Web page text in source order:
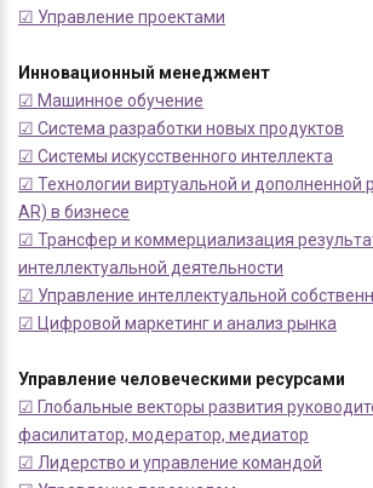
☑ Управление проектами
Инновационный менеджмент
☑ Машинное обучение
☑ Система разработки новых продуктов
☑ Системы искусственного интеллекта
☑ Технологии виртуальной и дополненной
AR) в бизнесе
☑ Трансфер и коммерциализация
интеллектуальной деятельности
☑ Управление интеллектуальной
☑ Цифровой маркетинг и анализ рынка
Управление человеческими ресурсами
☑ Глобальные векторы развития
фасилитатор, модератор, медиатор
☑ Лидерство и управление командой